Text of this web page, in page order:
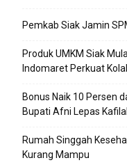
Pemkab Siak Jamin
Produk UMKM Siak
Indomaret Perkuat
Bonus Naik 10 Persen
Bupati Afni Lepas
Rumah Singgah
Kurang Mampu